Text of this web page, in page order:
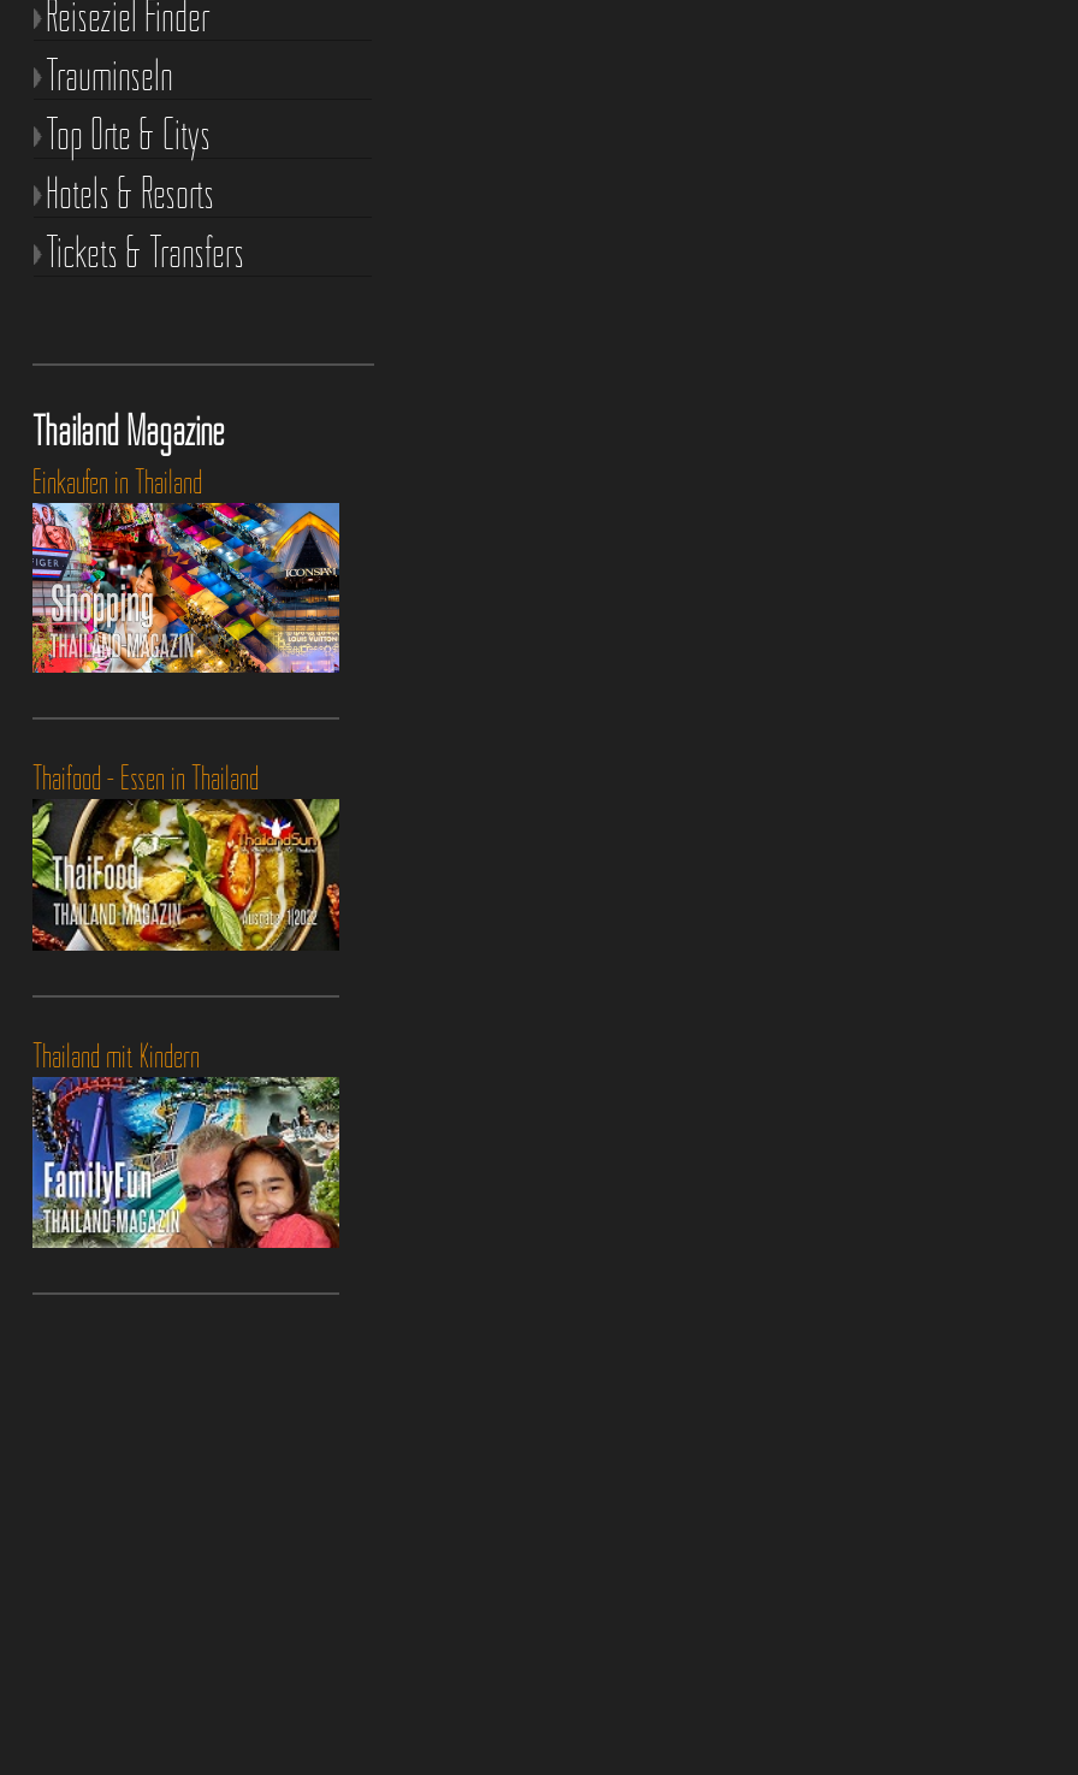
Reiseziel Finder
Trauminseln
Top Orte & Citys
Hotels & Resorts
Tickets & Transfers
Thailand Magazine
Einkaufen in Thailand
Thaifood - Essen in Thailand
Thailand mit Kindern